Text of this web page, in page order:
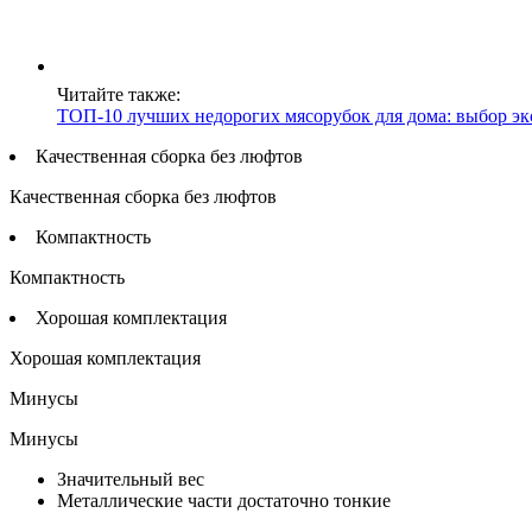
Читайте также:
ТОП-10 лучших недорогих мясорубок для дома: выбор
Качественная сборка без люфтов
Качественная сборка без люфтов
Компактность
Компактность
Хорошая комплектация
Хорошая комплектация
Минусы
Минусы
Значительный вес
Металлические части достаточно тонкие